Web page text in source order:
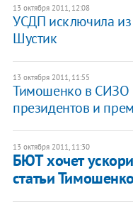
13 октября 2011, 12:08
УСДП исключила из
Шустик
13 октября 2011, 11:55
Тимошенко в СИЗО
президентов и
13 октября 2011, 11:30
БЮТ хочет
статьи Тимошенко